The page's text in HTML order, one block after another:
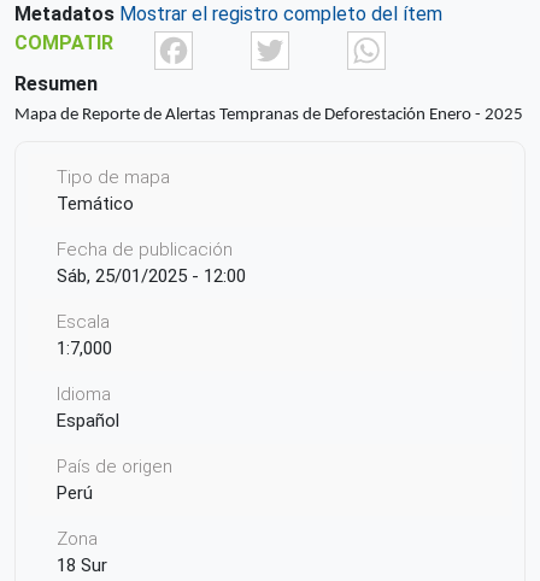
Metadatos Mostrar el registro completo del ítem
COMPATIR
FacebookTwitter
Resumen
Mapa de Reporte de Alertas Tempranas de Deforestación Enero - 2025
Tipo de mapa
Temático
Fecha de publicación
Sáb, 25/01/2025 - 12:00
Escala
1:7,000
Idioma
Español
País de origen
Perú
Zona
18 Sur